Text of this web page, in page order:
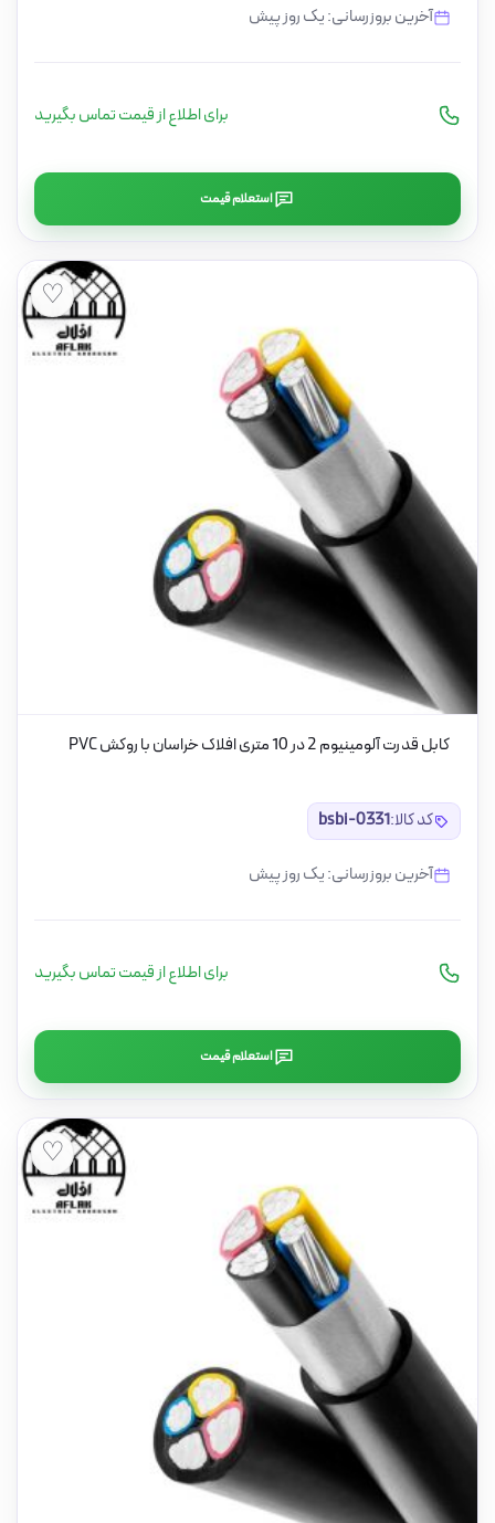
آخرین بروزرسانی: یک روز پیش
برای اطلاع از قیمت تماس بگیرید
استعلام قیمت
♡
کابل قدرت آلومینیوم 2 در 10 متری افلاک خراسان با روکش PVC
کد کالا:bsbi-0331
آخرین بروزرسانی: یک روز پیش
برای اطلاع از قیمت تماس بگیرید
استعلام قیمت
♡